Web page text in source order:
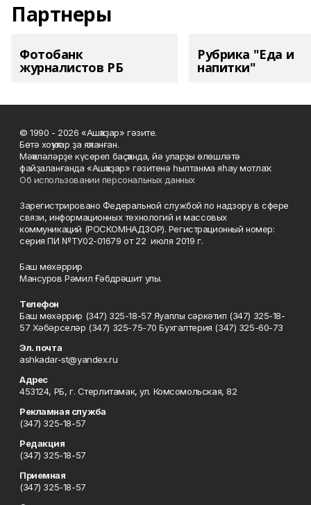
Партнеры
Фотобанк
журналистов РБ
Рубрика "Еда и
напитки"
© 1990 - 2026 «Ашҡаҙар» гәзите.
Бөтә хоҡуҡтар ҙа яҡланған.
Мәҡәләләрҙе күсереп баҫҡанда, йә уларҙы өлөшләтә
файҙаланғанда «Ашҡаҙар» гәзитенә һылтанма яһау мотлаҡ.
Об использовании персональных данных
Зарегистрировано Федеральной службой по надзору в сфере
связи, информационных технологий и массовых
коммуникаций (РОСКОМНАДЗОР). Регистрационный номер:
серия ПИ №ТУ02-01679 от 22 июля 2019 г.
Баш мөхәррир
Мансуров Рәмил Ғәбдрәшит улы.
Телефон
Баш мөхәррир (347) 325-18-57 Яуаплы сәркәтип (347) 325-18-
57 Хәбәрселәр (347) 325-75-70 Бухгалтерия (347) 325-60-73
Эл. почта
ashkadar-st@yandex.ru
Адрес
453124, РБ, г. Стерлитамак, ул. Комсомольская, 82
Рекламная служба
(347) 325-18-57
Редакция
(347) 325-18-57
Приемная
(347) 325-18-57